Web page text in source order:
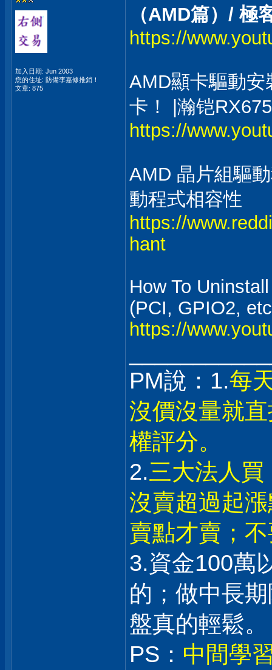
加入日期: Jun 2003
您的住址: 防備李嘉修推銷！
文章: 875
（AMD篇）/ 極
https://
AMD顯卡驅動
卡！ |瀚铠
https://
AMD 晶片組驅
動程式相容性
https://
hant
How To
(PCI, GPIO2,
https://
PM說：1.每
沒價沒量就
權評分。
2.三大法人
沒賣超過起
賣點才賣；
3.資金100萬
的；做中長
盤真的輕鬆。
PS： 中間學